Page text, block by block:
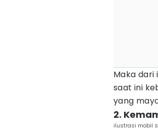
Maka dari
saat ini
yang
2.
ilustrasi mobil